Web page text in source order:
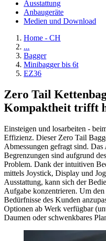
Ausstattung
Anbaugeräte
Medien und Download
Home - CH
...
Bagger
Minibagger bis 6t
EZ36
Zero Tail
Kompaktheit trifft
Einsteigen und losarbeiten -
Effizienz. Dieser Zero Tail
Abmessungen gefragt sind.
Begrenzungen sind aufgrund
Problem. Dank der intuitiven
mittels Joystick, Display und
Ausstattung, kann sich der
Aufgabe konzentrieren. Um
Bedürfnisse des Kunden
Optionen ab Werk verfügbar
Daumen oder schwenkbares